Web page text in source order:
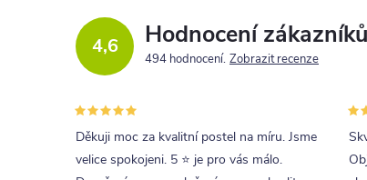
4,6 Hodnocení zákazníků
494 hodnocení Zobrazit recenze
Děkuji moc za kvalitní postel na míru. Jsme
velice spokojeni. 5 ⭐ je pro vás málo.